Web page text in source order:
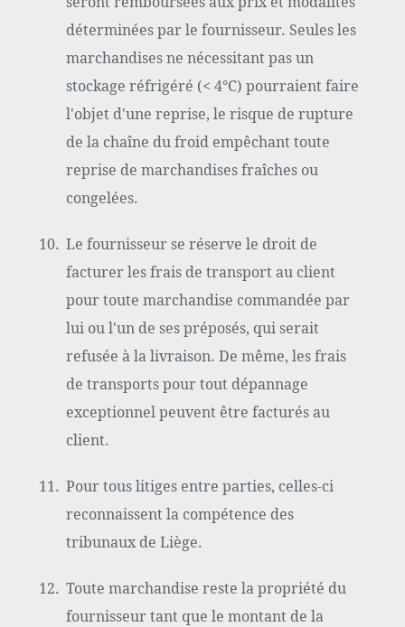
déterminées par le fournisseur. Seules les
marchandises ne nécessitant pas un
stockage réfrigéré (< 4°C) pourraient faire
l'objet d'une reprise, le risque de rupture
de la chaîne du froid empêchant toute
reprise de marchandises fraîches ou
congelées.
Le fournisseur se réserve le droit de
facturer les frais de transport au client
pour toute marchandise commandée par
lui ou l'un de ses préposés, qui serait
refusée à la livraison. De même, les frais
de transports pour tout dépannage
exceptionnel peuvent être facturés au
client.
Pour tous litiges entre parties, celles-ci
reconnaissent la compétence des
tribunaux de Liège.
Toute marchandise reste la propriété du
fournisseur tant que le montant de la